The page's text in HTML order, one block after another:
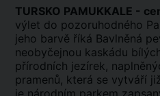
TURSKO PAMUKKALE -
výlet do pozoruhodného
jeho barvě říká Bavlněná
neobyčejnou kaskádu
přírodních jezírek,
pramenů, která se vytváří
je národním parkem